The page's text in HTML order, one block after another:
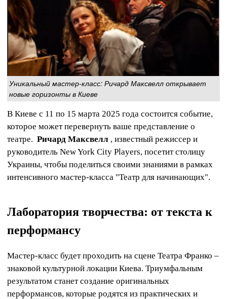
Уникальный мастер-класс: Ричард Максвелл открывает
новые горизонты в Киеве
В Киеве с 11 по 15 марта 2025 года состоится событие,
которое может перевернуть ваше представление о
театре. Ричард Максвелл , известный режиссер и
руководитель New York City Players, посетит столицу
Украины, чтобы поделиться своими знаниями в рамках
интенсивного мастер-класса "Театр для начинающих".
Лаборатория творчества: от текста к
перформансу
Мастер-класс будет проходить на сцене Театра Франко –
знаковой культурной локации Киева. Триумфальным
результатом станет создание оригинальных
перформансов, которые родятся из практических и